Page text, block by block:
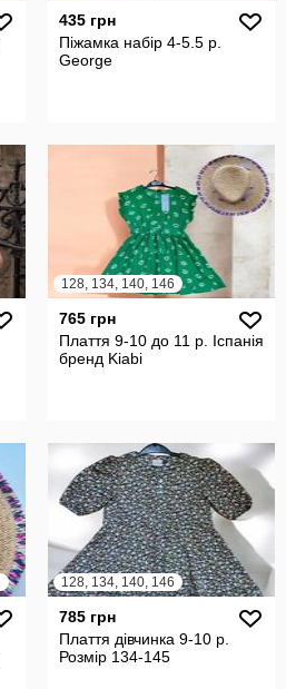
435 грн
Піжамка набір 4-5.5 р.
George
128, 134, 140, 146
765 грн
Плаття 9-10 до 11 р. Іспанія
бренд Kiabi
128, 134, 140, 146
785 грн
Плаття дівчинка 9-10 р.
Розмір 134-145